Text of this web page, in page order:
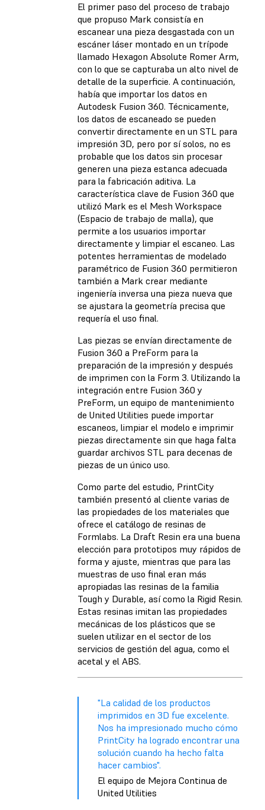
El primer paso del proceso de trabajo
que propuso Mark consistía en
escanear una pieza desgastada con un
escáner láser montado en un trípode
llamado Hexagon Absolute Romer Arm,
con lo que se capturaba un alto nivel de
detalle de la superficie. A continuación,
había que importar los datos en
Autodesk Fusion 360. Técnicamente,
los datos de escaneado se pueden
convertir directamente en un STL para
impresión 3D, pero por sí solos, no es
probable que los datos sin procesar
generen una pieza estanca adecuada
para la fabricación aditiva. La
característica clave de Fusion 360 que
utilizó Mark es el Mesh Workspace
(Espacio de trabajo de malla), que
permite a los usuarios importar
directamente y limpiar el escaneo. Las
potentes herramientas de modelado
paramétrico de Fusion 360 permitieron
también a Mark crear mediante
ingeniería inversa una pieza nueva que
se ajustara la geometría precisa que
requería el uso final.
Las piezas se envían directamente de
Fusion 360 a PreForm para la
preparación de la impresión y después
de imprimen con la Form 3. Utilizando la
integración entre Fusion 360 y
PreForm, un equipo de mantenimiento
de United Utilities puede importar
escaneos, limpiar el modelo e imprimir
piezas directamente sin que haga falta
guardar archivos STL para decenas de
piezas de un único uso.
Como parte del estudio, PrintCity
también presentó al cliente varias de
las propiedades de los materiales que
ofrece el catálogo de resinas de
Formlabs. La Draft Resin era una buena
elección para prototipos muy rápidos de
forma y ajuste, mientras que para las
muestras de uso final eran más
apropiadas las resinas de la familia
Tough y Durable, así como la Rigid Resin.
Estas resinas imitan las propiedades
mecánicas de los plásticos que se
suelen utilizar en el sector de los
servicios de gestión del agua, como el
acetal y el ABS.
"La calidad de los productos
imprimidos en 3D fue excelente.
Nos ha impresionado mucho cómo
PrintCity ha logrado encontrar una
solución cuando ha hecho falta
hacer cambios".
El equipo de Mejora Continua de
United Utilities